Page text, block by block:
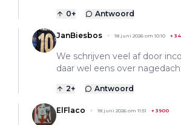
0+ Antwoord
JanBiesbos 18 juni 2026 om 10:10 +
We schrijven veel af door
daar wel eens over
2+ Antwoord
ElFlaco 18 juni 2026 om 11:51 + 3900